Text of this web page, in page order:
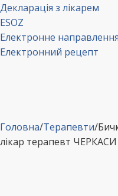
Декларація з лікарем
ESOZ
Електронне направлення
Електронний рецепт
Головна/Терапевти/
лікар терапевт ЧЕРКАСИ